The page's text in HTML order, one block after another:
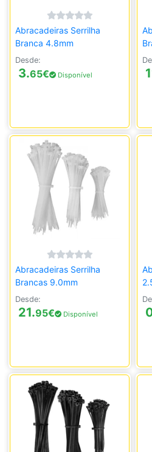
Abracadeiras Serrilha
Branca 4.8mm
Desde:
3.65€ Disponível
Abracadeiras Serrilha
Brancas 9.0mm
Desde:
21.95€ Disponível